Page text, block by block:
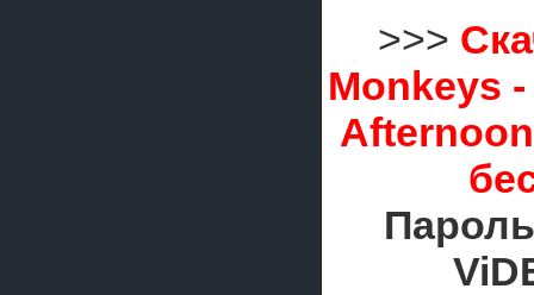
>>>
Monkeys